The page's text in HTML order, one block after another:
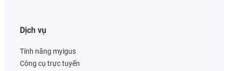
Dịch vụ
Tính năng myigus
Công cụ trực tuyến